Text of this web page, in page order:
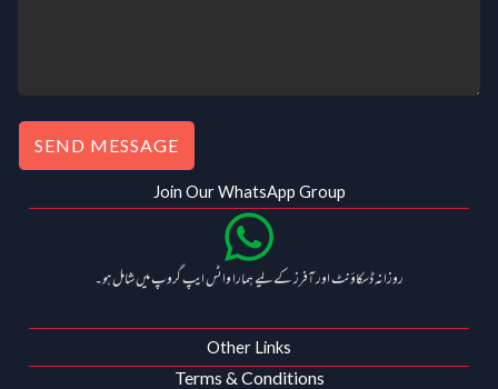
SEND MESSAGE
Join Our WhatsApp Group
روزانہ ڈسکاؤنٹ اور آفرز کے لیے ہمارا واٹس ایپ گروپ میں شامل ہو۔
Other Links
Terms & Conditions